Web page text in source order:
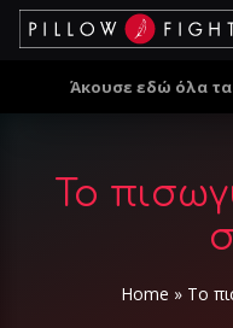
Άκουσε εδώ όλα
Το
Home » Το